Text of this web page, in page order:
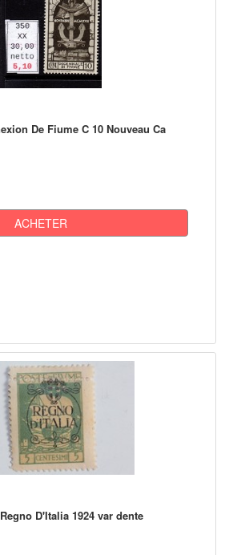
De Fiume C 10 Nouveau Ca
ACHETER
D'Italia 1924 var dente